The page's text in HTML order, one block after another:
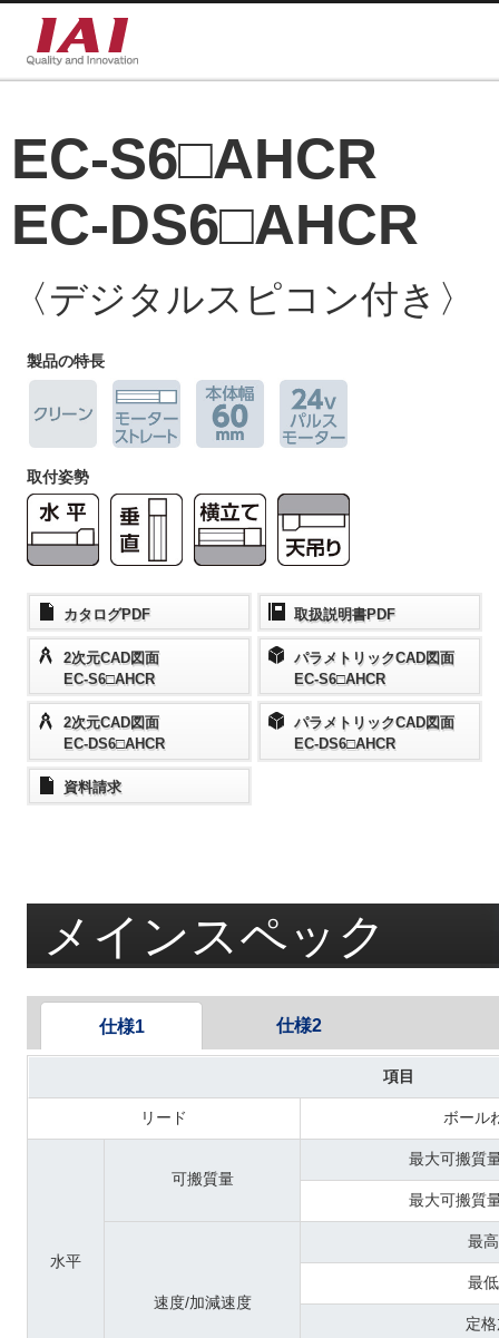
EC-S6□AHCR
EC-DS6□AHCR
〈デジタルスピコン付き〉
製品の特長
取付姿勢
カタログPDF
2次元CAD図面
EC-S6□AHCR
2次元CAD図面
EC-DS6□AHCR
資料請求
取扱説明書PDF
パラメトリックCAD図面
EC-S6□AHCR
パラメトリックCAD図面
EC-DS6□AHCR
メインスペック
仕様1
項目
リード ボール
水平
可搬質量
最大可搬質
最大可搬質
速度/加減速度
最
最
定
仕様2